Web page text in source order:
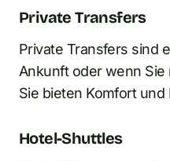
Private Transfers
Private Transfers sind
Ankunft oder wenn Sie
Sie bieten Komfort
Hotel-Shuttles